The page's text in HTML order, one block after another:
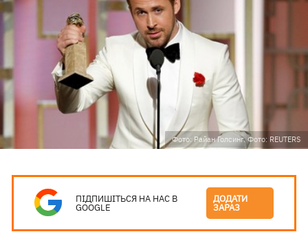
Фото: Райан Голсинг. Фото: REUTERS
ПІДПИШІТЬСЯ НА НАС В
GOOGLE
ДОДАТИ
ЗАРАЗ